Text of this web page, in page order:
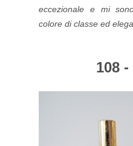
eccezionale e mi
colore di classe ed
108